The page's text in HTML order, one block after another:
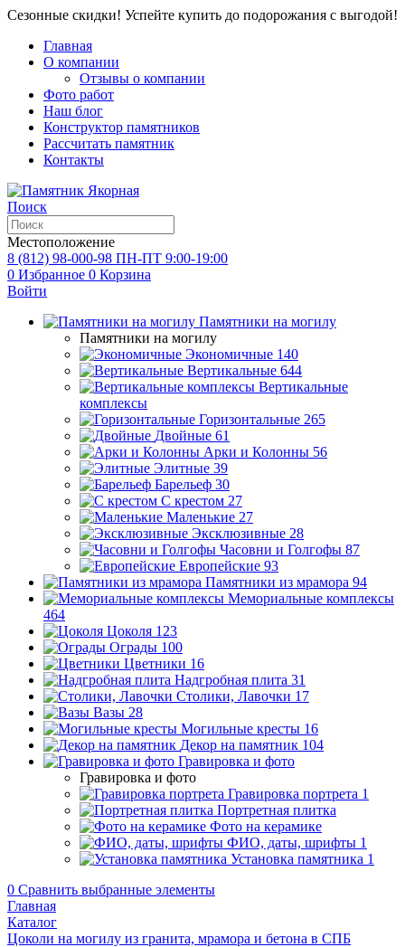
Сезонные скидки! Успейте купить до подорожания с выгодой!
Главная
О компании
Отзывы о компании
Фото работ
Наш блог
Конструктор памятников
Рассчитать памятник
Контакты
Поиск
Местоположение
8 (812) 98-000-98 ПН-ПТ 9:00-19:00
0 Избранное 0 Корзина
Войти
Памятники на могилу
Памятники на могилу
Экономичные 140
Вертикальные 644
Вертикальные
комплексы
Горизонтальные 265
Двойные 61
Арки и Колонны 56
Элитные 39
Барельеф 30
С крестом 27
Маленькие 27
Эксклюзивные 28
Часовни и Голгофы 87
Европейские 93
Памятники из мрамора 94
Мемориальные комплексы
464
Цоколя 123
Ограды 100
Цветники 16
Надгробная плита 31
Столики, Лавочки 17
Вазы 28
Могильные кресты 16
Декор на памятник 104
Гравировка и фото
Гравировка и фото
Гравировка портрета 1
Портретная плитка
Фото на керамике
ФИО, даты, шрифты 1
Установка памятника 1
0 Сравнить выбранные элементы
Главная
Каталог
Цоколи на могилу из гранита, мрамора и бетона в СПБ